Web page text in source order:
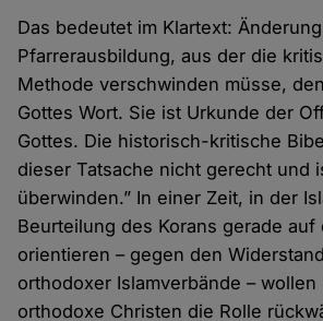
Das bedeutet im Klartext:
Pfarrerausbildung, aus der die
Methode verschwinden müsse,
Gottes Wort. Sie ist Urkunde der
Gottes. Die historisch-kritische
dieser Tatsache nicht gerecht und
überwinden.” In einer Zeit, in der
Beurteilung des Korans gerade
orientieren – gegen den
orthodoxer Islamverbände –
orthodoxe Christen die Rolle